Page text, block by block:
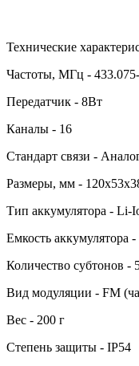
Технические
Частоты, МГц -
Передатчик - 8Вт
Каналы - 16
Стандарт связи -
Размеры, мм -
Тип аккумулятора - Li-
Емкость аккумулятора
Количество субтонов -
Вид модуляции - FM
Вес - 200 г
Степень защиты - IP54